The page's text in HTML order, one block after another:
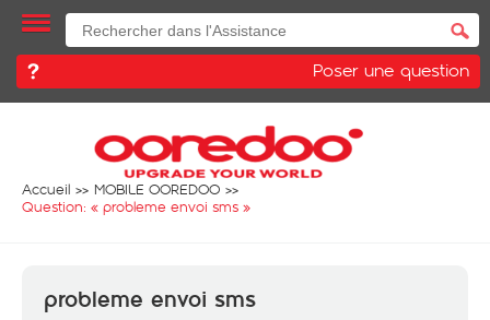
Poser une question
Accueil
MOBILE OOREDOO
Question: « probleme envoi sms »
probleme envoi sms